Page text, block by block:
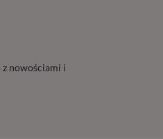
z nowościami i